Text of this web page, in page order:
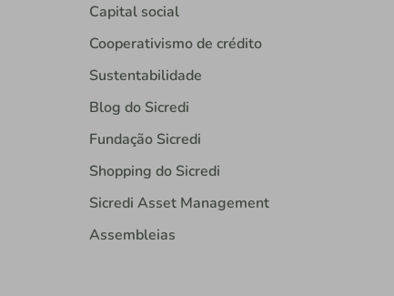
Capital social
Cooperativismo de crédito
Sustentabilidade
Blog do Sicredi
Fundação Sicredi
Shopping do Sicredi
Sicredi Asset Management
Assembleias